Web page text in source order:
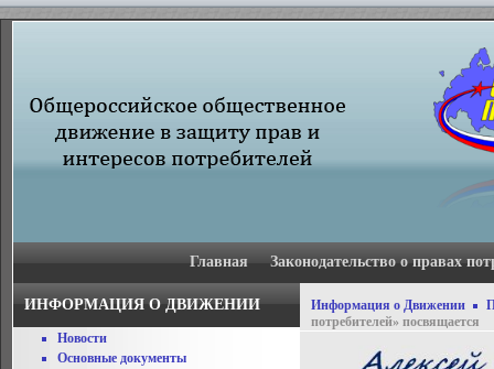
Главная Законодательство о правах
ИНФОРМАЦИЯ О ДВИЖЕНИИ
Новости
Основные документы
Информация о Движении
потребителей» посвящается